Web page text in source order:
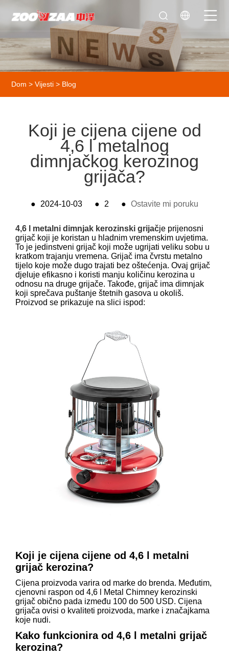
Dom > Vijesti > Blog
Koji je cijena cijene od
4,6 l metalnog
dimnjačkog kerozinog
grijača?
● 2024-10-03 ● 2 ● Ostavite mi poruku
4,6 l metalni dimnjak kerozinski grijačje prijenosni
grijač koji je koristan u hladnim vremenskim uvjetima.
To je jedinstveni grijač koji može ugrijati veliku sobu u
kratkom trajanju vremena. Grijač ima čvrstu metalno
tijelo koje može dugo trajati bez oštećenja. Ovaj grijač
djeluje efikasno i koristi manju količinu kerozina u
odnosu na druge grijače. Takođe, grijač ima dimnjak
koji sprečava puštanje štetnih gasova u okoliš.
Proizvod se prikazuje na slici ispod:
Koji je cijena cijene od 4,6 l metalni
grijač kerozina?
Cijena proizvoda varira od marke do brenda. Međutim,
cjenovni raspon od 4,6 l Metal Chimney kerozinski
grijač obično pada između 100 do 500 USD. Cijena
grijača ovisi o kvaliteti proizvoda, marke i značajkama
koje nudi.
Kako funkcionira od 4,6 l metalni grijač
kerozina?